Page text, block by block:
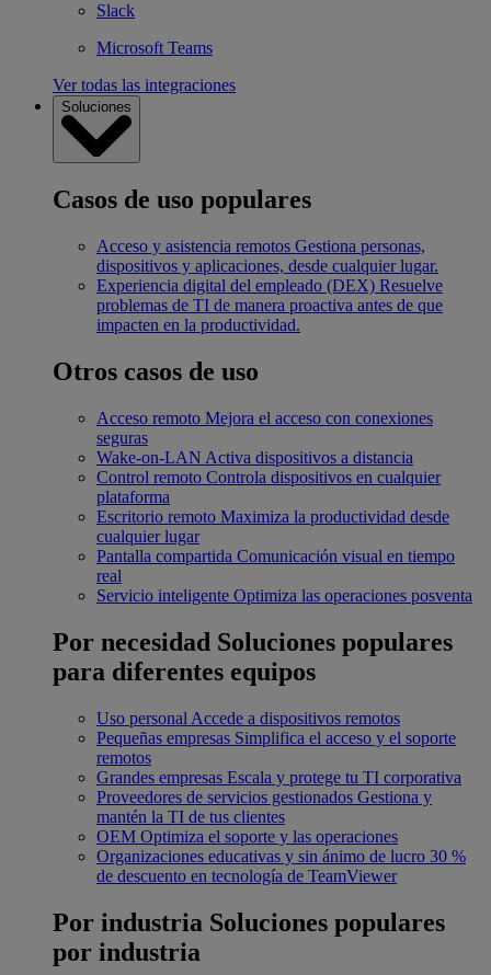
Slack
Microsoft Teams
Ver todas las integraciones
Soluciones
Casos de uso populares
Acceso y asistencia remotos Gestiona personas,
dispositivos y aplicaciones, desde cualquier lugar.
Experiencia digital del empleado (DEX) Resuelve
problemas de TI de manera proactiva antes de que
impacten en la productividad.
Otros casos de uso
Acceso remoto Mejora el acceso con conexiones
seguras
Wake-on-LAN Activa dispositivos a distancia
Control remoto Controla dispositivos en cualquier
plataforma
Escritorio remoto Maximiza la productividad desde
cualquier lugar
Pantalla compartida Comunicación visual en tiempo
real
Servicio inteligente Optimiza las operaciones posventa
Por necesidad Soluciones populares
para diferentes equipos
Uso personal Accede a dispositivos remotos
Pequeñas empresas Simplifica el acceso y el soporte
remotos
Grandes empresas Escala y protege tu TI corporativa
Proveedores de servicios gestionados Gestiona y
mantén la TI de tus clientes
OEM Optimiza el soporte y las operaciones
Organizaciones educativas y sin ánimo de lucro 30 %
de descuento en tecnología de TeamViewer
Por industria Soluciones populares
por industria